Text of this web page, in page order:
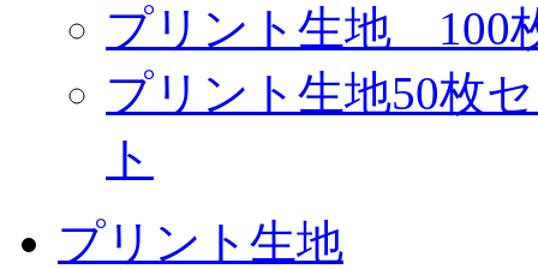
プリント生地 100
プリント生地50枚
ト
プリント生地